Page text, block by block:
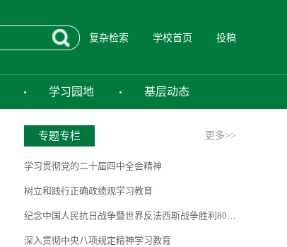
复杂检索 学校首页 投稿
学习园地 基层动态
专题专栏 更多>>
学习贯彻党的二十届四中全会精神
树立和践行正确政绩观学习教育
纪念中国人民抗日战争暨世界反法西斯战争胜利80周年
深入贯彻中央八项规定精神学习教育